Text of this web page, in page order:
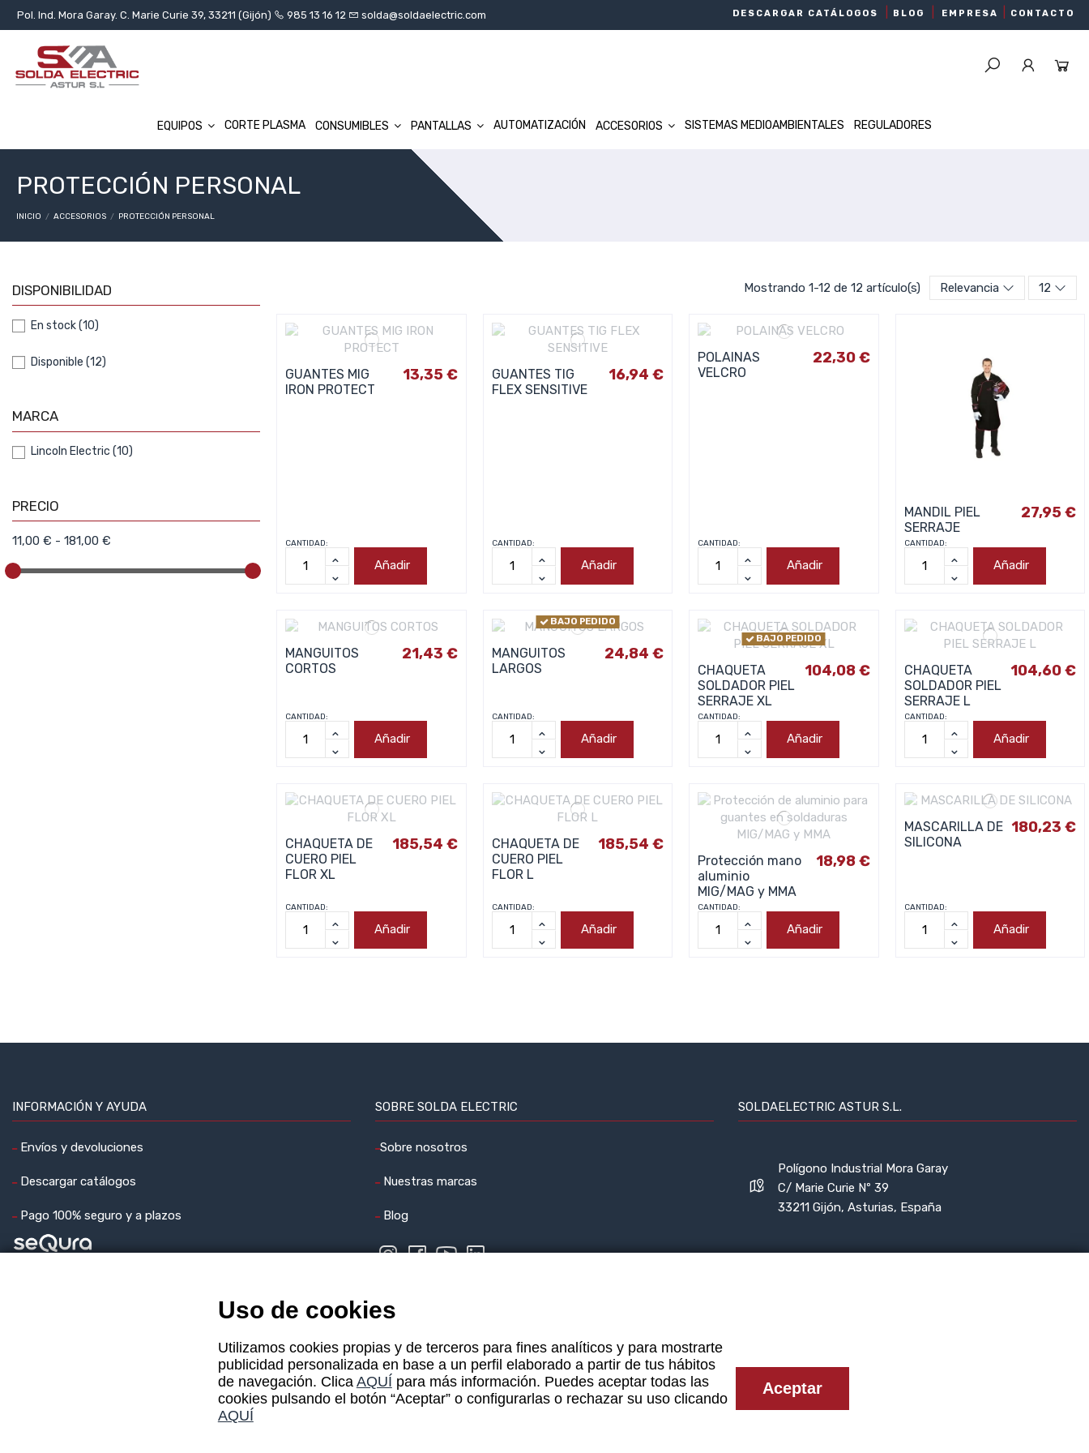
Pol. Ind. Mora Garay. C. Marie Curie 39, 33211 (Gijón) 985 13 16 12 solda@soldaelectric.com DESCARGAR CATÁLOGOS BLOG EMPRESA CONTACTO
EQUIPOS CORTE PLASMA CONSUMIBLES PANTALLAS AUTOMATIZACIÓN ACCESORIOS SISTEMAS MEDIOAMBIENTALES REGULADORES
PROTECCIÓN PERSONAL
INICIO ACCESORIOS PROTECCIÓN PERSONAL
Mostrando 1-12 de 12 artículo(s) Relevancia 12
GUANTES MIG
IRON PROTECT
13,35 €
CANTIDAD:
Añadir
GUANTES TIG
FLEX SENSITIVE
16,94 €
CANTIDAD:
Añadir
POLAINAS
VELCRO
22,30 €
CANTIDAD:
Añadir
MANDIL PIEL
SERRAJE
27,95 €
CANTIDAD:
Añadir
MANGUITOS
CORTOS
21,43 €
CANTIDAD:
Añadir
BAJO PEDIDO
MANGUITOS
LARGOS
24,84 €
CANTIDAD:
Añadir
BAJO PEDIDO
CHAQUETA
SOLDADOR PIEL
SERRAJE XL
104,08 €
CANTIDAD:
Añadir
CHAQUETA
SOLDADOR PIEL
SERRAJE L
104,60 €
CANTIDAD:
Añadir
CHAQUETA DE
CUERO PIEL
FLOR XL
185,54 €
CANTIDAD:
Añadir
CHAQUETA DE
CUERO PIEL
FLOR L
185,54 €
CANTIDAD:
Añadir
Protección mano
aluminio
MIG/MAG y MMA
18,98 €
CANTIDAD:
Añadir
MASCARILLA DE
SILICONA
180,23 €
CANTIDAD:
Añadir
DISPONIBILIDAD
En stock(10)
Disponible (12)
MARCA
Lincoln Electric (10)
PRECIO
11,00 € - 181,00 €
INFORMACIÓN Y AYUDA
Envíos y devoluciones
Descargar catálogos
Pago 100% seguro y a plazos
SOBRE SOLDA ELECTRIC
Sobre nosotros
Nuestras marcas
Blog
SOLDAELECTRIC ASTUR S.L.
Polígono Industrial Mora Garay
C/ Marie Curie Nº 39
33211 Gijón, Asturias, España
Uso de cookies
Utilizamos cookies propias y de terceros para fines analíticos y para mostrarte
publicidad personalizada en base a un perfil elaborado a partir de tus hábitos
de navegación. Clica AQUÍ para más información. Puedes aceptar todas las
cookies pulsando el botón “Aceptar” o configurarlas o rechazar su uso clicando
AQUÍ
Aceptar